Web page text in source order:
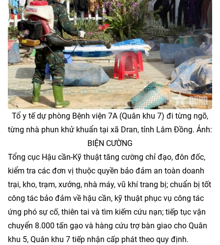
Tổ y tế dự phòng Bệnh viện 7A (Quân khu 7) đi từng ngõ,
từng nhà phun khử khuẩn tại xã Dran, tỉnh Lâm Đồng. Ảnh:
BIỆN CƯỜNG
Tổng cục Hậu cần-Kỹ thuật tăng cường chỉ đạo, đôn đốc,
kiểm tra các đơn vị thuộc quyền bảo đảm an toàn doanh
trại, kho, trạm, xưởng, nhà máy, vũ khí trang bị; chuẩn bị tốt
công tác bảo đảm về hậu cần, kỹ thuật phục vụ công tác
ứng phó sự cố, thiên tai và tìm kiếm cứu nạn; tiếp tục vận
chuyển 8.000 tấn gạo và hàng cứu trợ bàn giao cho Quân
khu 5, Quân khu 7 tiếp nhận cấp phát theo quy định.